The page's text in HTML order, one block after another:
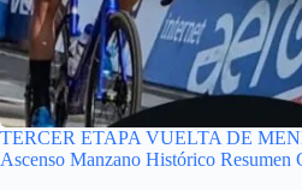
TERCER ETAPA VUELTA DE
Ascenso Manzano Histórico Resumen